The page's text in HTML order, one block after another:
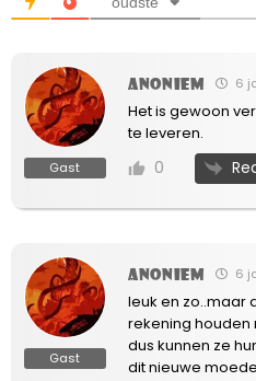
Gast
Anoniem 6
Het is gewoon
te leveren.
0
Gast
Anoniem 6
leuk en zo..maar
rekening houden
dus kunnen ze
dit nieuwe